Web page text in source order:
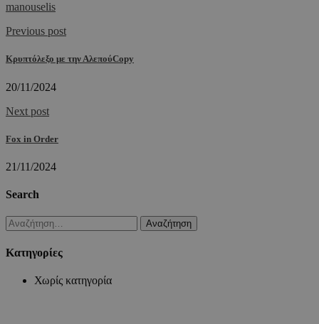
manouselis
Previous post
Κρυπτόλεξο με την ΑλεπούCopy
20/11/2024
Next post
Fox in Order
21/11/2024
Search
Αναζήτηση
για:
Kατηγορίες
Χωρίς κατηγορία